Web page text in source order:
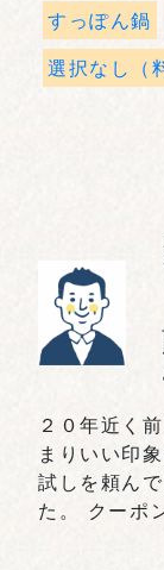
すっぽん鍋
選択なし（
２０年近く
まりいい印
試しを頼ん
た。 クーポ